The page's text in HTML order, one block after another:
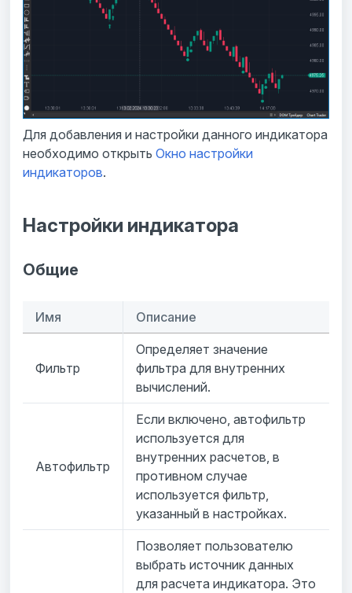
Для добавления и настройки данного индикатора
необходимо открыть Окно настройки
индикаторов.
Настройки индикатора
Общие
Имя Описание
Фильтр
Определяет значение
фильтра для внутренних
вычислений.
Автофильтр
Если включено, автофильтр
используется для
внутренних расчетов, в
противном случае
используется фильтр,
указанный в настройках.
Позволяет пользователю
выбрать источник данных
для расчета индикатора. Это